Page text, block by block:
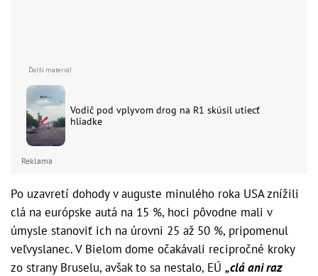
Vodič pod vplyvom drog na R1 skúsil utiecť
hliadke
Reklama
Po uzavretí dohody v auguste minulého roka USA znížili
clá na európske autá na 15 %, hoci pôvodne mali v
úmysle stanoviť ich na úrovni 25 až 50 %, pripomenul
veľvyslanec. V Bielom dome očakávali recipročné kroky
zo strany Bruselu, avšak to sa nestalo, EÚ „clá ani raz